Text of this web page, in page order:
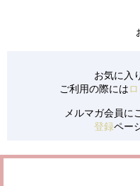
お気に入
ご利用の際には
メルマガ会員に
登録ペー